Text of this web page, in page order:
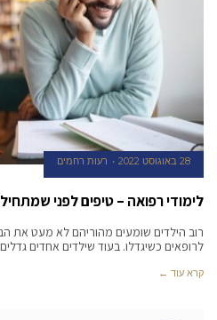
28 באוגוסט 2022 רעות רחמים
לימודי רפואה – טיפים לפני
רוב הילדים שומעים מהוריהם לא מעט את
לרופאים כשיגדלו. בעוד שילדים אחדים גדלים
קרא עוד ←